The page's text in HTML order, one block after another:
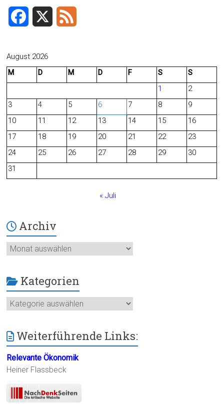
c
b
o
August 2026
M
D M D F S
S
1
2
3
4 5 6 7 8
9
10
11 12 13 14 15
16
17
18 19 20 21 22
23
24
25 26 27 28 29
30
31
« Juli
Archiv
Archiv
Kategorien
Kategorien
Weiterführende Links:
Relevante Ökonomik
Heiner Flassbeck